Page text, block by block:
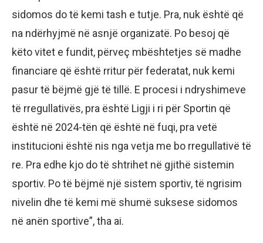
sidomos do të kemi tash e tutje. Pra, nuk është që
na ndërhyjmë në asnjë organizatë. Po besoj që
këto vitet e fundit, përveç mbështetjes së madhe
financiare që është rritur për federatat, nuk kemi
pasur të bëjmë gjë të tillë. E procesi i ndryshimeve
të rregullativës, pra është Ligji i ri për Sportin që
është në 2024-tën që është në fuqi, pra vetë
institucioni është nis nga vetja me bo rregullativë të
re. Pra edhe kjo do të shtrihet në gjithë sistemin
sportiv. Po të bëjmë një sistem sportiv, të ngrisim
nivelin dhe të kemi më shumë suksese sidomos
në anën sportive”, tha ai.